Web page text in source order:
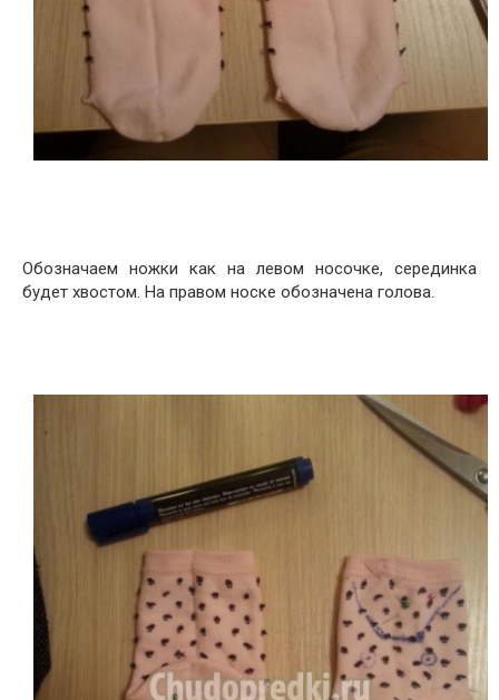
Обозначаем ножки как на левом носочке, серединка
будет хвостом. На правом носке обозначена голова.